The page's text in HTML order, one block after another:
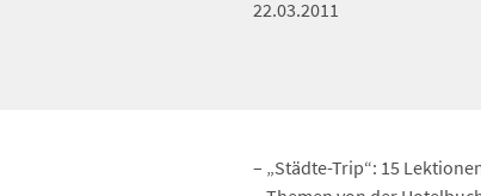
22.03.2011
– „Städte-Trip“: 15